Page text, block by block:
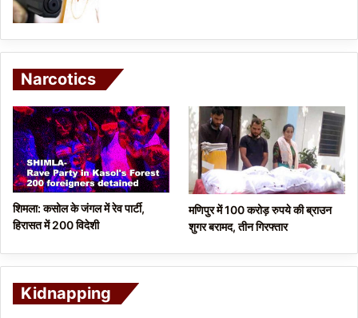
Narcotics
शिमला: कसोल के जंगल में रेव पार्टी,
हिरासत में 200 विदेशी
मणिपुर में 100 करोड़ रुपये की ब्राउन
शुगर बरामद, तीन गिरफ्तार
Kidnapping